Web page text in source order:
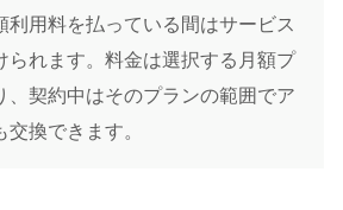
利用料を払っている間はサービス
られます。料金は選択する月額プ
、契約中はそのプランの範囲でア
換できます。